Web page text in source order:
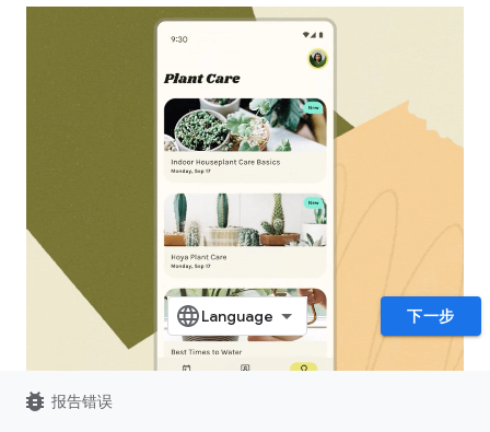
下一步
bug_report 报告错误